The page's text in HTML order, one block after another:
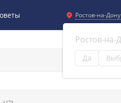
Ростов-на-Дону
Ростов-на-
Да